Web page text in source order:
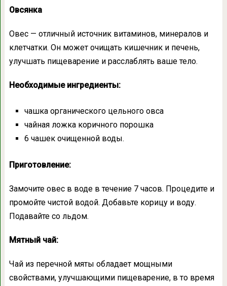
Овсянка
Овес — отличный источник витаминов, минералов и
клетчатки. Он может очищать кишечник и печень,
улучшать пищеварение и расслаблять ваше тело.
Необходимые ингредиенты:
чашка органического цельного овса
чайная ложка коричного порошка
6 чашек очищенной воды.
Приготовление:
Замочите овес в воде в течение 7 часов. Процедите и
промойте чистой водой. Добавьте корицу и воду.
Подавайте со льдом.
Мятный чай:
Чай из перечной мяты обладает мощными
свойствами, улучшающими пищеварение, в то время